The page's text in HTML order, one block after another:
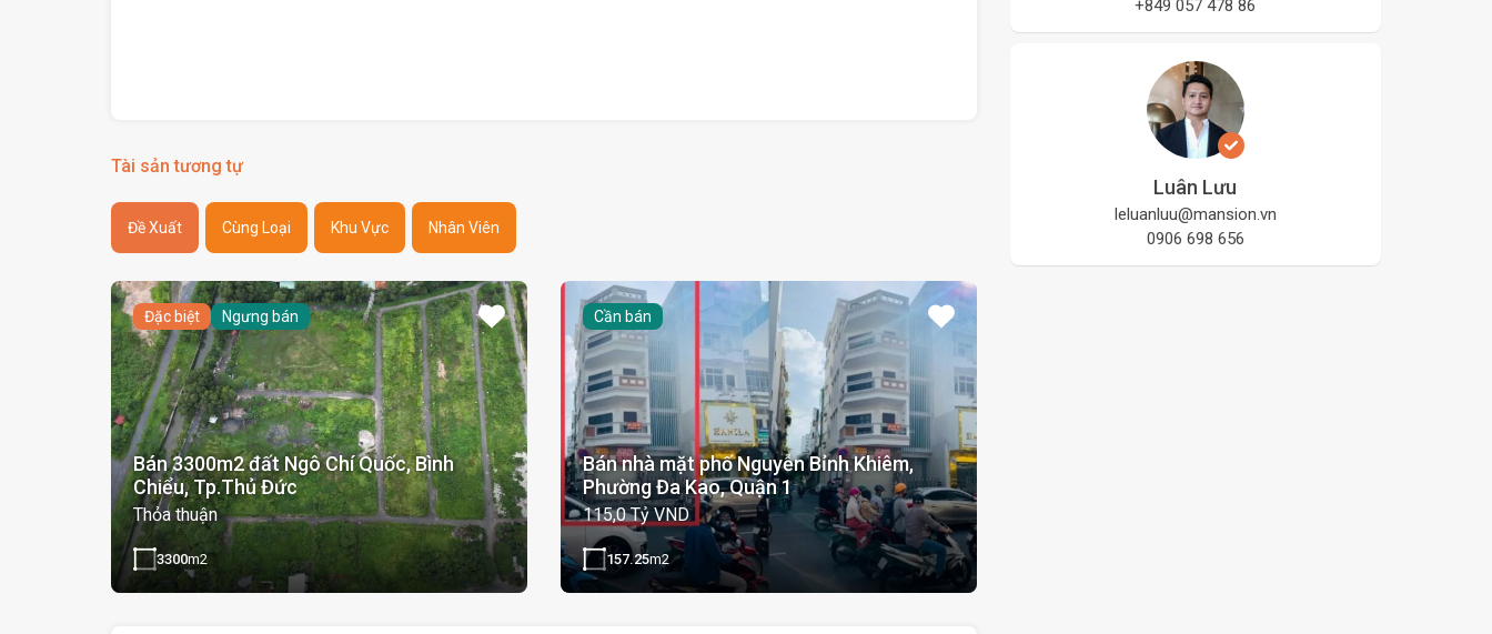
Tài sản tương tự
Đề Xuất Cùng Loại Khu Vực Nhân Viên
Đặc biệt Ngưng bán
Bán 3300m2 đất Ngô Chí Quốc, Bình
Chiểu, Tp.Thủ Đức
Thỏa thuận
3300m2
Cần bán
Bán nhà mặt phố Nguyễn Bỉnh Khiêm,
Phường Đa Kao, Quận 1
115,0 Tỷ VND
157.25m2
+849 057 478 86
Luân Lưu
leluanluu@mansion.vn
0906 698 656